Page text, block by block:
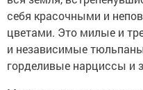
себя красочными и
цветами. Это милые и
и независимые
горделивые нарциссы и